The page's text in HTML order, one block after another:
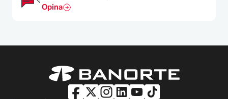
Opina